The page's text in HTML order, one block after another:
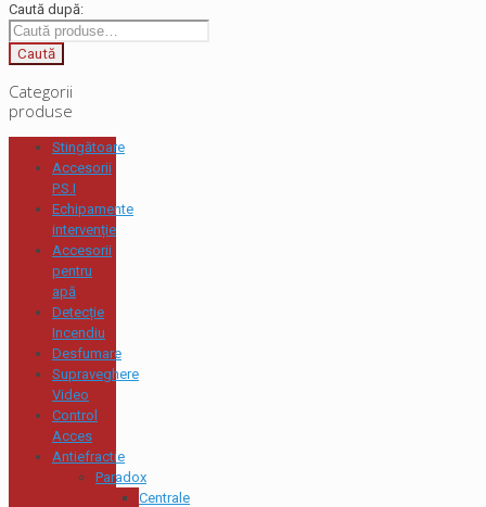
Caută după:
Caută
Categorii
produse
Stingătoare
Accesorii
P.S.I
Echipamente
intervenție
Accesorii
pentru
apă
Detecție
Incendiu
Desfumare
Supraveghere
Video
Control
Acces
Antiefractie
Paradox
Centrale